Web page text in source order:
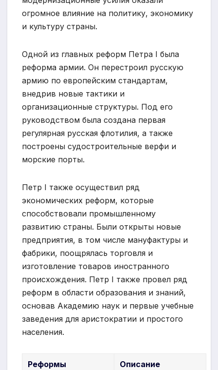
огромное влияние на политику, экономику
и культуру страны.
Одной из главных реформ Петра I была
реформа армии. Он перестроил русскую
армию по европейским стандартам,
внедрив новые тактики и
организационные структуры. Под его
руководством была создана первая
регулярная русская флотилия, а также
построены судостроительные верфи и
морские порты.
Петр I также осуществил ряд
экономических реформ, которые
способствовали промышленному
развитию страны. Были открыты новые
предприятия, в том числе мануфактуры и
фабрики, поощрялась торговля и
изготовление товаров иностранного
происхождения. Петр I также провел ряд
реформ в области образования и знаний,
основав Академию наук и первые учебные
заведения для аристократии и простого
населения.
Реформы Описание